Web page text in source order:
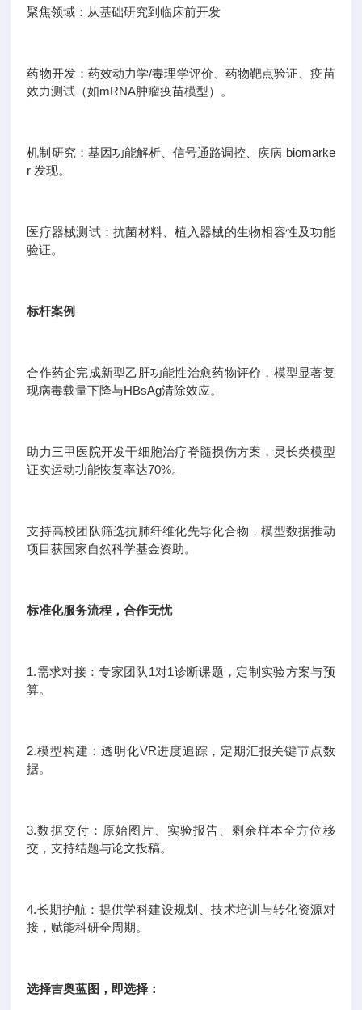
聚焦领域：从基础研究到临床前开发
药物开发：药效动力学/毒理学评价、药物靶点验证、疫苗
效力测试（如mRNA肿瘤疫苗模型）。
机制研究：基因功能解析、信号通路调控、疾病 biomarke
r 发现。
医疗器械测试：抗菌材料、植入器械的生物相容性及功能
验证。
标杆案例
合作药企完成新型乙肝功能性治愈药物评价，模型显著复
现病毒载量下降与HBsAg清除效应。
助力三甲医院开发干细胞治疗脊髓损伤方案，灵长类模型
证实运动功能恢复率达70%。
支持高校团队筛选抗肺纤维化先导化合物，模型数据推动
项目获国家自然科学基金资助。
标准化服务流程，合作无忧
1.需求对接：专家团队1对1诊断课题，定制实验方案与预
算。
2.模型构建：透明化VR进度追踪，定期汇报关键节点数
据。
3.数据交付：原始图片、实验报告、剩余样本全方位移
交，支持结题与论文投稿。
4.长期护航：提供学科建设规划、技术培训与转化资源对
接，赋能科研全周期。
选择吉奥蓝图，即选择：